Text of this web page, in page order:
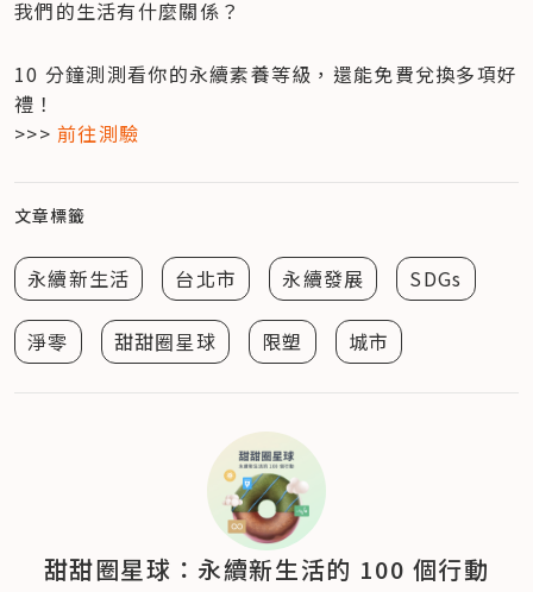
我們的生活有什麼關係？
10 分鐘測測看你的永續素養等級，還能免費兌換多項好
禮！
>>> 前往測驗
文章標籤
永續新生活 台北市 永續發展 SDGs
淨零 甜甜圈星球 限塑 城市
甜甜圈星球：永續新生活的 100 個行動